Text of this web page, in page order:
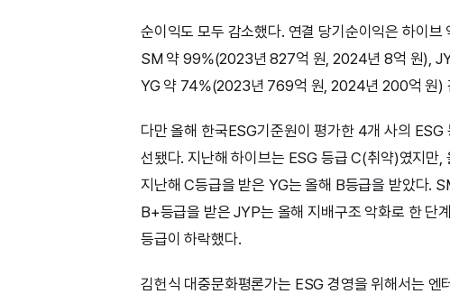
순이익도 모두 감소했다. 연결 당기순이익은 하이
SM 약 99%(2023년 827억 원, 2024년 8억 원),
YG 약 74%(2023년 769억 원, 2024년 200억 원)
다만 올해 한국ESG기준원이 평가한 4개 사의 ESG
선됐다. 지난해 하이브는 ESG 등급 C(취약)였지만
지난해 C등급을 받은 YG는 올해 B등급을 받았다.
B+등급을 받은 JYP는 올해 지배구조 악화로 한 단
등급이 하락했다.
김헌식 대중문화평론가는 ESG 경영을 위해서는